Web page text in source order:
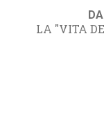
LA "VITA